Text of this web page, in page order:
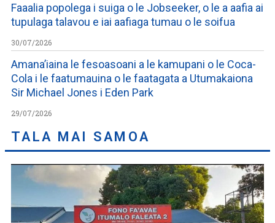
Faaalia popolega i suiga o le Jobseeker, o le a aafia ai
tupulaga talavou e iai aafiaga tumau o le soifua
30/07/2026
Amana’iaina le fesoasoani a le kamupani o le Coca-
Cola i le faatumauina o le faatagata a Utumakaiona
Sir Michael Jones i Eden Park
29/07/2026
TALA MAI SAMOA